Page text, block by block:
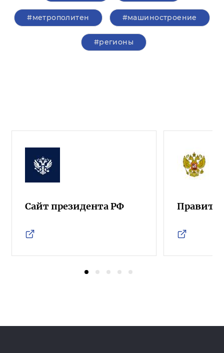
#метрополитен #машиностроение
#регионы
Сайт президента РФ